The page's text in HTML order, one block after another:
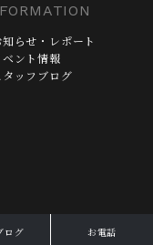
知らせ・レポート
ベント情報
タッフブログ
ログ お電話